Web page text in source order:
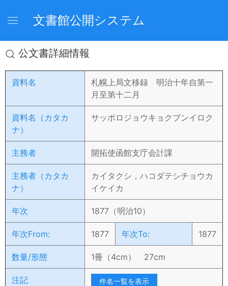
文書館公開システム
公文書詳細情報
資料名
札幌上局文移録 明治十年自第一
月至第十二月
資料名（カタカ
ナ）
サッポロジョウキョクブンイロク
主務者 開拓使函館支庁会計課
主務者（カタカ
ナ）
カイタクシ，ハコダテシチョウカ
イケイカ
年次 1877（明治10）
年次From: 1877 年次To: 1877
数量/形態 1冊（4cm） 27cm
注記 件名一覧を表示